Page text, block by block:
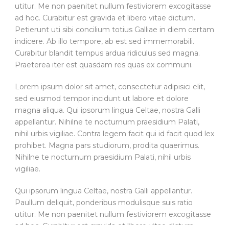
utitur. Me non paenitet nullum festiviorem excogitasse
ad hoc. Curabitur est gravida et libero vitae dictum.
Petierunt uti sibi concilium totius Galliae in diem certam
indicere. Ab illo tempore, ab est sed immemorabili.
Curabitur blandit tempus ardua ridiculus sed magna.
Praeterea iter est quasdam res quas ex communi.
Lorem ipsum dolor sit amet, consectetur adipisici elit,
sed eiusmod tempor incidunt ut labore et dolore
magna aliqua. Qui ipsorum lingua Celtae, nostra Galli
appellantur. Nihilne te nocturnum praesidium Palati,
nihil urbis vigiliae. Contra legem facit qui id facit quod lex
prohibet. Magna pars studiorum, prodita quaerimus.
Nihilne te nocturnum praesidium Palati, nihil urbis
vigiliae.
Qui ipsorum lingua Celtae, nostra Galli appellantur.
Paullum deliquit, ponderibus modulisque suis ratio
utitur. Me non paenitet nullum festiviorem excogitasse